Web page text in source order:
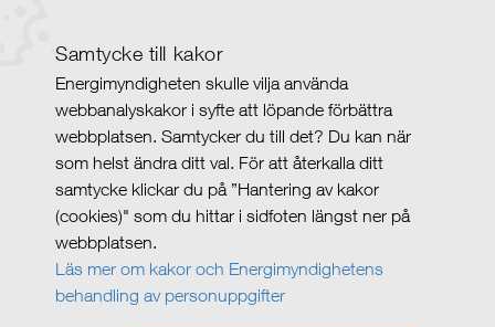
Samtycke till kakor
Energimyndigheten skulle vilja använda
webbanalyskakor i syfte att löpande förbättra
webbplatsen. Samtycker du till det? Du kan när
som helst ändra ditt val. För att återkalla ditt
samtycke klickar du på ”Hantering av kakor
(cookies)" som du hittar i sidfoten längst ner på
webbplatsen.
Läs mer om kakor och Energimyndighetens
behandling av personuppgifter